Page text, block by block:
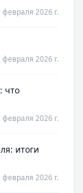
февраля 2026 г.
февраля 2026 г.
что
февраля 2026 г.
итоги
февраля 2026 г.